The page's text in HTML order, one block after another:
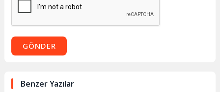
GÖNDER
Benzer Yazılar